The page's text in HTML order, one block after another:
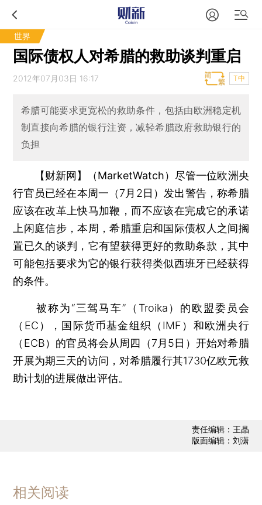
世界
国际债权人对希腊的救助谈判重启
2012年07月03日 16:17 T中
希腊可能要求更宽松的救助条件，包括由欧洲稳定机
制直接向希腊的银行注资，减轻希腊政府救助银行的
负担
【财新网】（MarketWatch）尽管一位欧洲央
行官员已经在本周一（7月2日）发出警告，称希腊
应该在改革上快马加鞭，而不应该在完成它的承诺
上闲庭信步，本周，希腊重启和国际债权人之间搁
置已久的谈判，它有望获得更好的救助条款，其中
可能包括要求为它的银行获得类似西班牙已经获得
的条件。
被称为“三驾马车”（Troika）的欧盟委员会
（EC），国际货币基金组织（IMF）和欧洲央行
（ECB）的官员将会从周四（7月5日）开始对希腊
开展为期三天的访问，对希腊履行其1730亿欧元救
助计划的进展做出评估。
责任编辑：王晶
版面编辑：刘潇
相关阅读